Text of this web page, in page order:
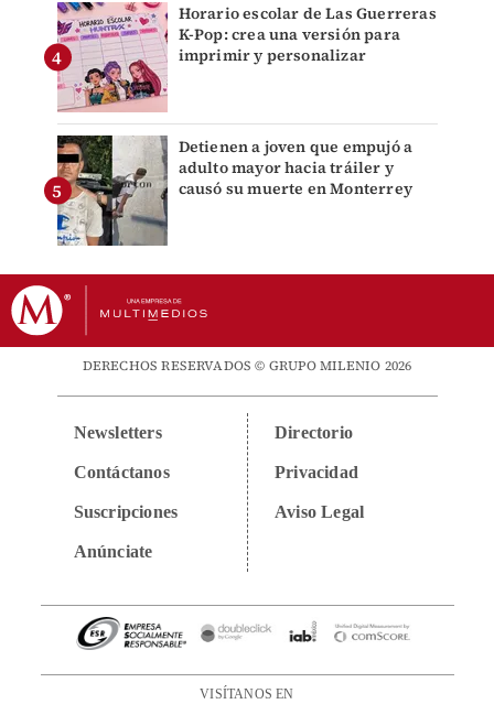
Horario escolar de Las Guerreras
K-Pop: crea una versión para
imprimir y personalizar
Detienen a joven que empujó a
adulto mayor hacia tráiler y
causó su muerte en Monterrey
DERECHOS RESERVADOS © GRUPO MILENIO 2026
Newsletters
Contáctanos
Suscripciones
Anúnciate
Directorio
Privacidad
Aviso Legal
VISÍTANOS EN